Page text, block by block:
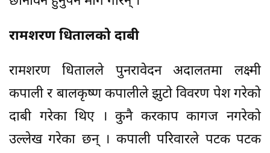
रामशरण धितालको दाबी
रामशरण धितालले पुनरावेदन अदालतमा लक्ष्मी
कपाली र बालकृष्ण कपालीले झुटो विवरण पेश गरेको
दाबी गरेका थिए । कुनै करकाप कागज नगरेको
उल्लेख गरेका छन् । कपाली परिवारले पटक पटक